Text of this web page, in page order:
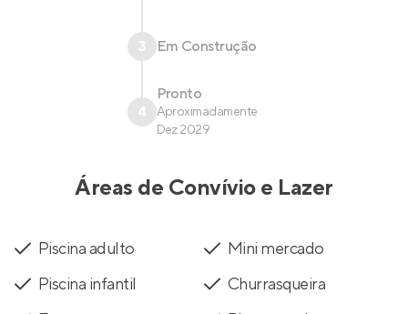
3 Em Construção
4
Pronto
Aproximadamente
Dez 2029
Áreas de Convívio e Lazer
Piscina adulto
Mini mercado
Piscina infantil
Churrasqueira